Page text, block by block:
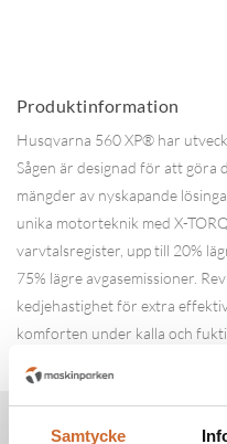
Samtycke
Produktinformation
Husqvarna 560 XP® har
Sågen är designad för att göra
mängder av nyskapande
unika motorteknik med X-
varvtalsregister, upp till 20%
75% lägre avgasemissioner.
kedjehastighet för extra
komforten under kalla och